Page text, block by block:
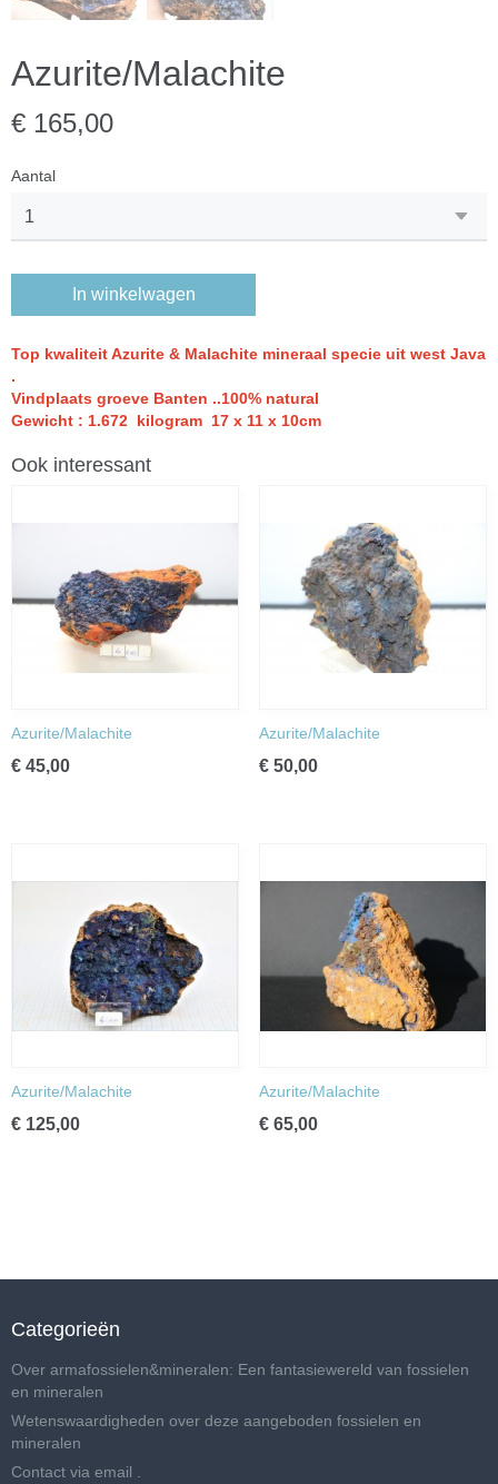
Azurite/Malachite
€ 165,00
Aantal
In winkelwagen
Top kwaliteit Azurite & Malachite mineraal specie uit west Java
.
Vindplaats groeve Banten ..100% natural
Gewicht : 1.672 kilogram 17 x 11 x 10cm
Ook interessant
Azurite/Malachite
€ 45,00
Azurite/Malachite
€ 50,00
Azurite/Malachite
€ 125,00
Azurite/Malachite
€ 65,00
Categorieën
Over armafossielen&mineralen: Een fantasiewereld van fossielen
en mineralen
Wetenswaardigheden over deze aangeboden fossielen en
mineralen
Contact via email .